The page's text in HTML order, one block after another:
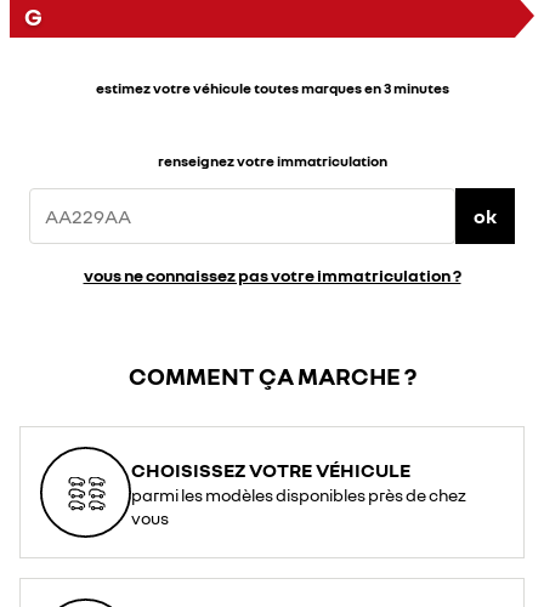
G
estimez votre véhicule toutes marques en 3 minutes
renseignez votre immatriculation
ok
vous ne connaissez pas votre immatriculation ?
COMMENT ÇA MARCHE ?
CHOISISSEZ VOTRE VÉHICULE
parmi les modèles disponibles près de chez
vous